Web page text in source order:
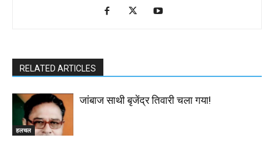
RELATED ARTICLES
हलचल
जांबाज साथी बृजेंद्र तिवारी चला गया!